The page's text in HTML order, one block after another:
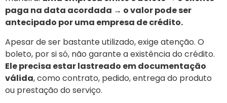
paga na data acordada → o valor pode ser
antecipado por uma empresa de crédito.
Apesar de ser bastante utilizado, exige atenção. O
boleto, por si só, não garante a existência do crédito.
Ele precisa estar lastreado em documentação
válida, como contrato, pedido, entrega do produto
ou prestação do serviço.